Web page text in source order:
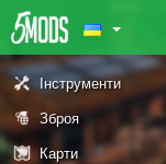
Інструменти
Зброя
Карти